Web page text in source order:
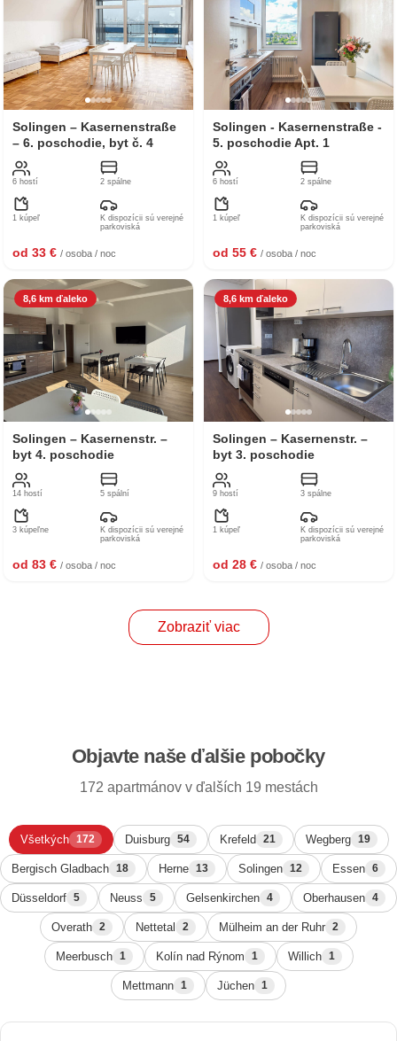
Solingen – Kasernenstraße
– 6. poschodie, byt č. 4
6 hostí 2 spálne
1 kúpeľ
K dispozícii sú verejné
parkoviská
od 33 € / osoba / noc
Solingen - Kasernenstraße -
5. poschodie Apt. 1
6 hostí 2 spálne
1 kúpeľ
K dispozícii sú verejné
parkoviská
od 55 € / osoba / noc
8,6 km ďaleko
Solingen – Kasernenstr. –
byt 4. poschodie
14 hostí 5 spální
3 kúpeľne
K dispozícii sú verejné
parkoviská
od 83 € / osoba / noc
8,6 km ďaleko
Solingen – Kasernenstr. –
byt 3. poschodie
9 hostí 3 spálne
1 kúpeľ
K dispozícii sú verejné
parkoviská
od 28 € / osoba / noc
Zobraziť viac
Objavte naše ďalšie pobočky
172 apartmánov v ďalších 19 mestách
Všetkých 172 Duisburg 54 Krefeld 21 Wegberg 19
Bergisch Gladbach 18 Herne 13 Solingen 12 Essen 6
Düsseldorf 5 Neuss 5 Gelsenkirchen 4 Oberhausen 4
Overath 2 Nettetal 2 Mülheim an der Ruhr 2
Meerbusch 1 Kolín nad Rýnom 1 Willich 1
Mettmann 1 Jüchen 1